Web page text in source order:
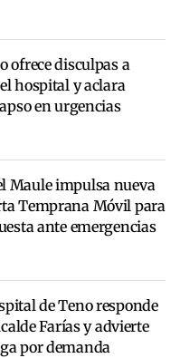
ofrece disculpas a
hospital y aclara
en urgencias
Maule impulsa nueva
Temprana Móvil para
ante emergencias
de Teno responde
Farías y advierte
por demanda